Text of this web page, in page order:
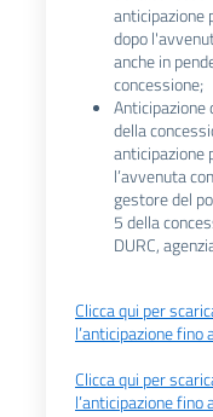
dopo
anche in
concessione;
Anticipazione
della
anticipazione
l’avvenuta
gestore del
5 della
DURC,
Clicca qui per
l’anticipazione fino
Clicca qui per
l’anticipazione fino